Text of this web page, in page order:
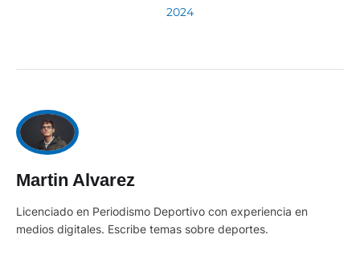
2024
Martin Alvarez
Licenciado en Periodismo Deportivo con experiencia en
medios digitales. Escribe temas sobre deportes.